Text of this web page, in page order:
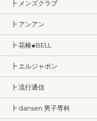
┣ メンズクラブ
┣ アンアン
┣ 花椿●BELL
┣ エルジャポン
┣ 流行通信
┣ dansen 男子専科